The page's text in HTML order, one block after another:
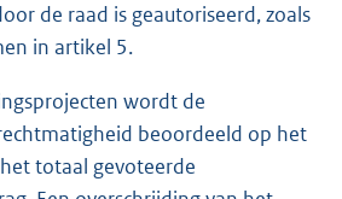
de raad is geautoriseerd, zoals
in artikel 5.
wordt de
beoordeeld op het
totaal gevoteerde